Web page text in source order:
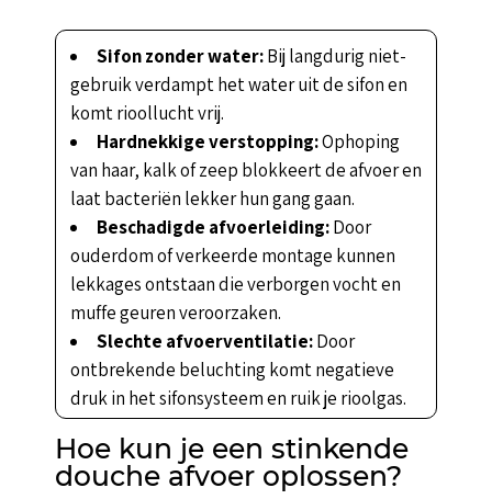
Sifon zonder water:Bij langdurig niet-
gebruik verdampt het water uit de sifon en
komt rioollucht vrij.
Hardnekkige verstopping:Ophoping
van haar, kalk of zeep blokkeert de afvoer en
laat bacteriën lekker hun gang gaan.
Beschadigde afvoerleiding:Door
ouderdom of verkeerde montage kunnen
lekkages ontstaan die verborgen vocht en
muffe geuren veroorzaken.
Slechte afvoerventilatie:Door
ontbrekende beluchting komt negatieve
druk in het sifonsysteem en ruik je rioolgas.
Hoe kun je een stinkende
douche afvoer oplossen?